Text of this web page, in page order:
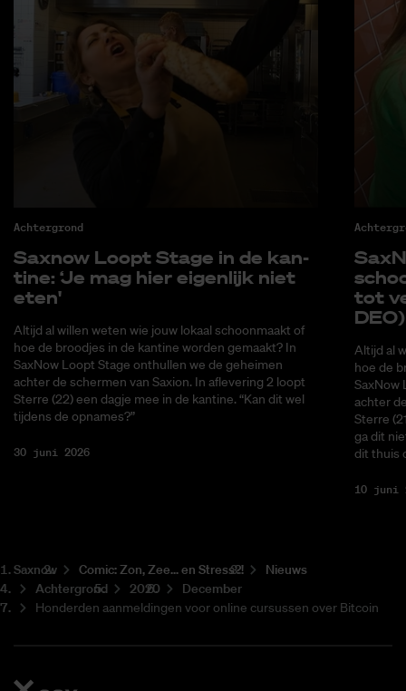
Achtergrond
Saxnow Loopt Sta­ge in de kan­
ti­ne: ‘Je mag hier ei­gen­lijk niet
eten'
Altijd al willen weten wie jouw lokaal schoonmaakt of
hoe de broodjes in de kantine worden gemaakt? In
SaxNow Loopt Stage onthullen we de geheimen
achter de schermen van Saxion. In aflevering 2 loopt
Sterre (22) een dagje mee in de kantine. “Kan dit wel
tijdens de opnames?”
30 juni 2026
tot
DEO)
Altijd al
hoe de
SaxNow
achter
Sterre
ga dit
dit thuis
10 juni
Saxnow Co­mic: Zon, Zee... en Stress?!
Nieuws
Achtergrond
2020
December
Honderden aanmeldingen voor online cursussen over Bitcoin